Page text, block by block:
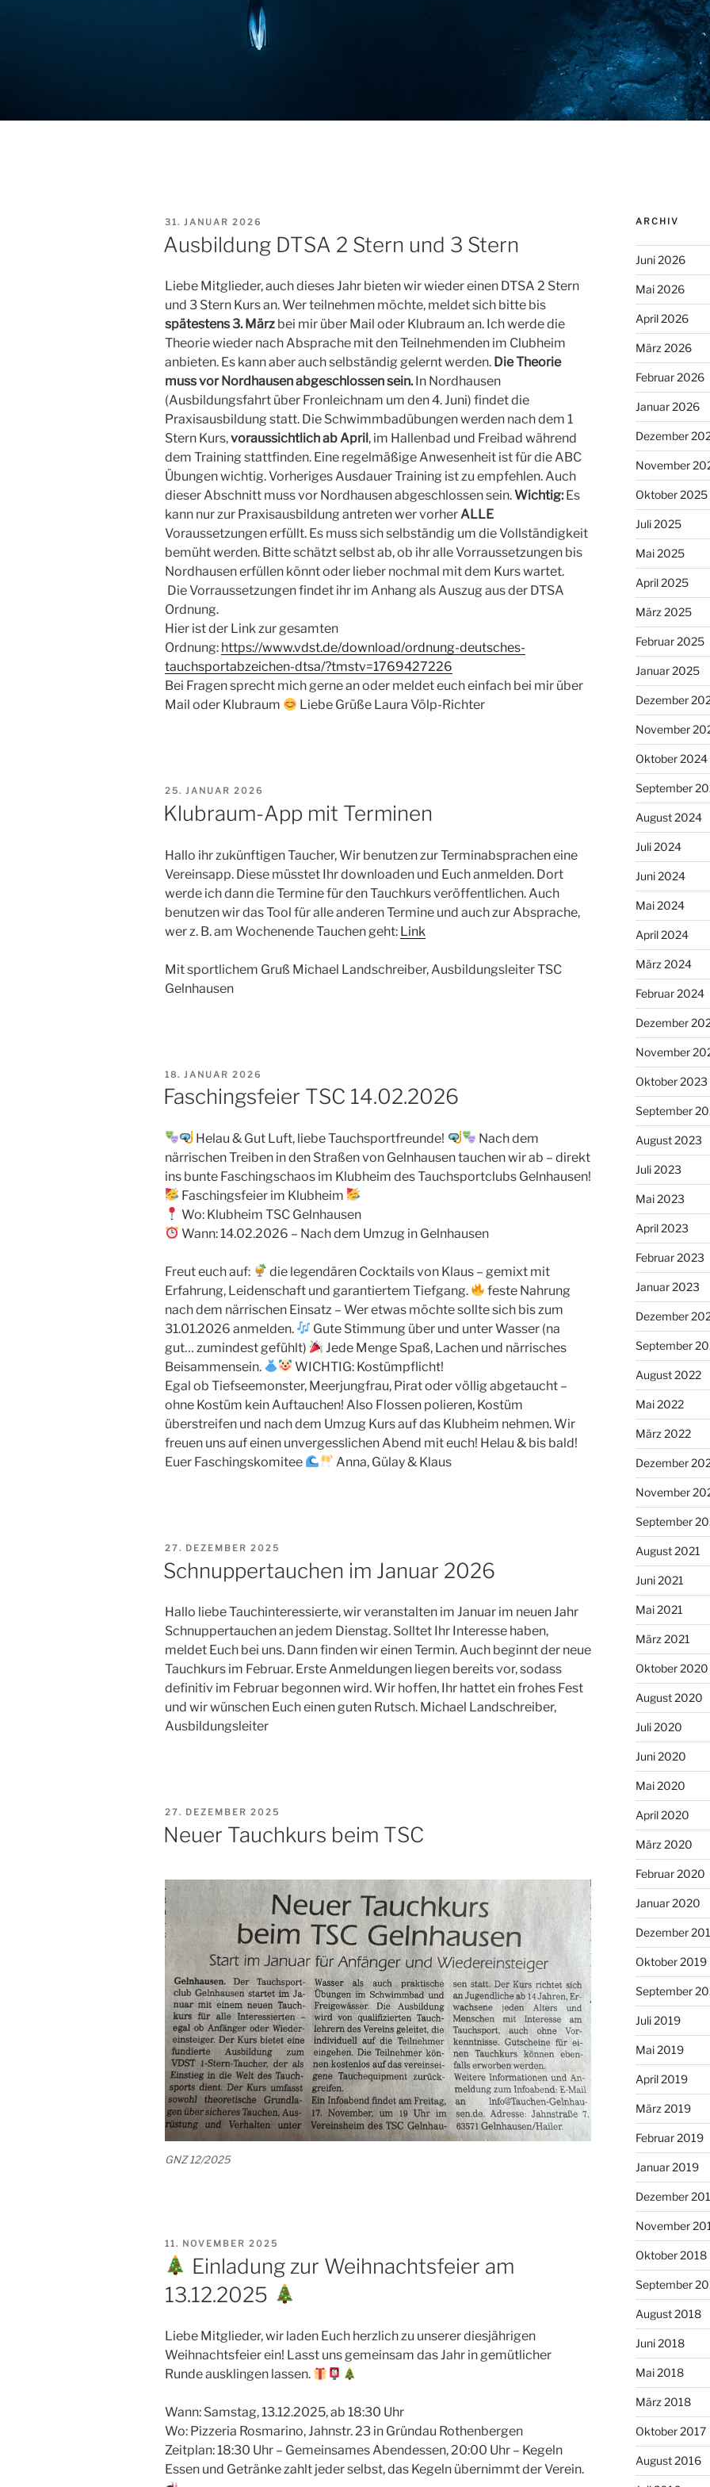
VERÖFFENTLICHT
AM
31. JANUAR 2026
Ausbildung DTSA 2 Stern und 3 Stern
Liebe Mitglieder, auch dieses Jahr bieten wir wieder einen DTSA 2 Stern
und 3 Stern Kurs an. Wer teilnehmen möchte, meldet sich bitte bis
spätestens 3. März bei mir über Mail oder Klubraum an. Ich werde die
Theorie wieder nach Absprache mit den Teilnehmenden im Clubheim
anbieten. Es kann aber auch selbständig gelernt werden. Die Theorie
muss vor Nordhausen abgeschlossen sein.In Nordhausen
(Ausbildungsfahrt über Fronleichnam um den 4. Juni) findet die
Praxisausbildung statt. Die Schwimmbadübungen werden nach dem 1
Stern Kurs,voraussichtlich ab April , im Hallenbad und Freibad während
dem Training stattfinden. Eine regelmäßige Anwesenheit ist für die ABC
Übungen wichtig. Vorheriges Ausdauer Training ist zu empfehlen. Auch
dieser Abschnitt muss vor Nordhausen abgeschlossen sein.Wichtig:Es
kann nur zur Praxisausbildung antreten wer vorherALLE
Voraussetzungen erfüllt. Es muss sich selbständig um die Vollständigkeit
bemüht werden. Bitte schätzt selbst ab, ob ihr alle Vorraussetzungen bis
Nordhausen erfüllen könnt oder lieber nochmal mit dem Kurs wartet.
Die Vorraussetzungen findet ihr im Anhang als Auszug aus der DTSA
Ordnung.
Hier ist der Link zur gesamten
Ordnung: https://www.vdst.de/download/ordnung-deutsches-
tauchsportabzeichen-dtsa/?tmstv=1769427226
Bei Fragen sprecht mich gerne an oder meldet euch einfach bei mir über
Mail oder Klubraum
Liebe Grüße Laura Völp-Richter
VERÖFFENTLICHT
AM
25. JANUAR 2026
Klubraum-App mit Terminen
Hallo ihr zukünftigen Taucher, Wir benutzen zur Terminabsprachen eine
Vereinsapp. Diese müsstet Ihr downloaden und Euch anmelden. Dort
werde ich dann die Termine für den Tauchkurs veröffentlichen. Auch
benutzen wir das Tool für alle anderen Termine und auch zur Absprache,
wer z. B. am Wochenende Tauchen geht: Link
Mit sportlichem Gruß Michael Landschreiber, Ausbildungsleiter TSC
Gelnhausen
VERÖFFENTLICHT
AM
18. JANUAR 2026
Faschingsfeier TSC 14.02.2026
Helau & Gut Luft, liebe Tauchsportfreunde!
Nach dem
närrischen Treiben in den Straßen von Gelnhausen tauchen wir ab – direkt
ins bunte Faschingschaos im Klubheim des Tauchsportclubs Gelnhausen!
Faschingsfeier im Klubheim
Wo: Klubheim TSC Gelnhausen
Wann: 14.02.2026 – Nach dem Umzug in Gelnhausen
Freut euch auf:
die legendären Cocktails von Klaus – gemixt mit
Erfahrung, Leidenschaft und garantiertem Tiefgang.
feste Nahrung
nach dem närrischen Einsatz – Wer etwas möchte sollte sich bis zum
31.01.2026 anmelden.
Gute Stimmung über und unter Wasser (na
gut… zumindest gefühlt)
Jede Menge Spaß, Lachen und närrisches
Beisammensein.
WICHTIG: Kostümpflicht!
Egal ob Tiefseemonster, Meerjungfrau, Pirat oder völlig abgetaucht –
ohne Kostüm kein Auftauchen! Also Flossen polieren, Kostüm
überstreifen und nach dem Umzug Kurs auf das Klubheim nehmen. Wir
freuen uns auf einen unvergesslichen Abend mit euch! Helau & bis bald!
Euer Faschingskomitee
Anna, Gülay & Klaus
VERÖFFENTLICHT
AM
27. DEZEMBER 2025
Schnuppertauchen im Januar 2026
Hallo liebe Tauchinteressierte, wir veranstalten im Januar im neuen Jahr
Schnuppertauchen an jedem Dienstag. Solltet Ihr Interesse haben,
meldet Euch bei uns. Dann finden wir einen Termin. Auch beginnt der neue
Tauchkurs im Februar. Erste Anmeldungen liegen bereits vor, sodass
definitiv im Februar begonnen wird. Wir hoffen, Ihr hattet ein frohes Fest
und wir wünschen Euch einen guten Rutsch. Michael Landschreiber,
Ausbildungsleiter
VERÖFFENTLICHT
AM
27. DEZEMBER 2025
Neuer Tauchkurs beim TSC
GNZ 12/2025
VERÖFFENTLICHT
AM
11. NOVEMBER 2025
Einladung zur Weihnachtsfeier am
13.12.2025
Liebe Mitglieder, wir laden Euch herzlich zu unserer diesjährigen
Weihnachtsfeier ein! Lasst uns gemeinsam das Jahr in gemütlicher
Runde ausklingen lassen.
Wann: Samstag, 13.12.2025, ab 18:30 Uhr
Wo: Pizzeria Rosmarino, Jahnstr. 23 in Gründau Rothenbergen
Zeitplan: 18:30 Uhr – Gemeinsames Abendessen, 20:00 Uhr – Kegeln
Essen und Getränke zahlt jeder selbst, das Kegeln übernimmt der Verein.
ARCHIV
Juni 2026
Mai 2026
April 2026
März 2026
Februar 2026
Januar 2026
Dezember
November
Oktober 2025
Juli 2025
Mai 2025
April 2025
März 2025
Februar 2025
Januar 2025
Dezember
November
Oktober 2024
September
August 2024
Juli 2024
Juni 2024
Mai 2024
April 2024
März 2024
Februar 2024
Dezember
November
Oktober 2023
September
August 2023
Juli 2023
Mai 2023
April 2023
Februar 2023
Januar 2023
Dezember
September
August 2022
Mai 2022
März 2022
Dezember
November
September
August 2021
Juni 2021
Mai 2021
März 2021
Oktober 2020
August 2020
Juli 2020
Juni 2020
Mai 2020
April 2020
März 2020
Februar 2020
Januar 2020
Dezember
Oktober 2019
September
Juli 2019
Mai 2019
April 2019
März 2019
Februar 2019
Januar 2019
Dezember
November
Oktober 2018
September
August 2018
Juni 2018
Mai 2018
März 2018
Oktober 2017
August 2016